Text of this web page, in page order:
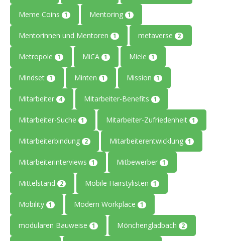
Meme Coins 1 Mentoring 1
Mentorinnen und Mentoren 1 metaverse 2
Metropole 1 MiCA 1 Miele 1
Mindset 1 Minten 1 Mission 1
Mitarbeiter 4 Mitarbeiter-Benefits 1
Mitarbeiter-Suche 1 Mitarbeiter-Zufriedenheit 1
Mitarbeiterbindung 2 Mitarbeiterentwicklung 1
Mitarbeiterinterviews 1 Mitbewerber 1
Mittelstand 2 Mobile Hairstylisten 1
Mobility 1 Modern Workplace 1
modularen Bauweise 1 Mönchengladbach 2